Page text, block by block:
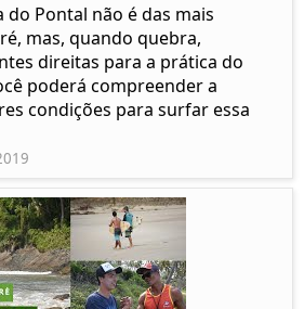
do Pontal não é das mais
mas, quando quebra,
direitas para a prática do
poderá compreender a
condições para surfar essa